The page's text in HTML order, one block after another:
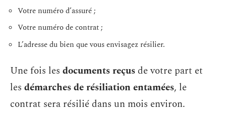
Votre numéro d’assuré ;
Votre numéro de contrat ;
L’adresse du bien que vous envisagez résilier.
Une fois les documents reçusde votre part et
les démarches de résiliation entamées, le
contrat sera résilié dans un mois environ.